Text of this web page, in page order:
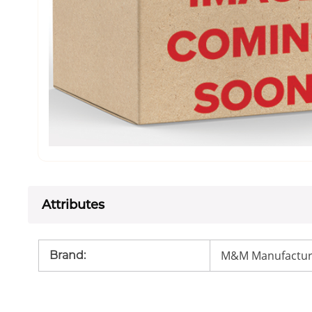
Attributes
Brand: M&M